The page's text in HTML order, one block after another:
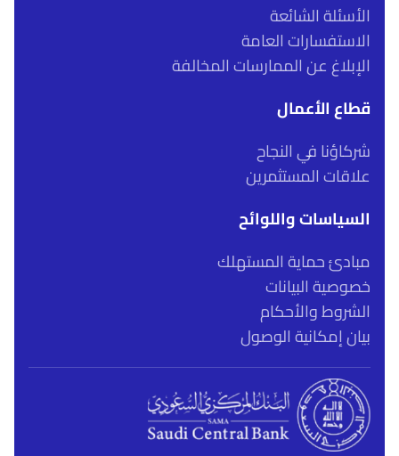
الأسئلة الشائعة
الاستفسارات العامة
الإبلاغ عن الممارسات المخالفة
قطاع الأعمال
شركاؤنا في النجاح
علاقات المستثمرين
السياسات واللوائح
مبادئ حماية المستهلك
خصوصية البيانات
الشروط والأحكام
بيان إمكانية الوصول